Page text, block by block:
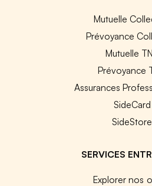
Mutuelle
Prévoyance
Mutuelle
Prévoyance
Assurances
SideCard
SideStore
SERVICES
Explorer nos